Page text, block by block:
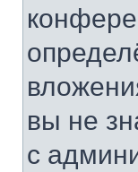
вы не
с